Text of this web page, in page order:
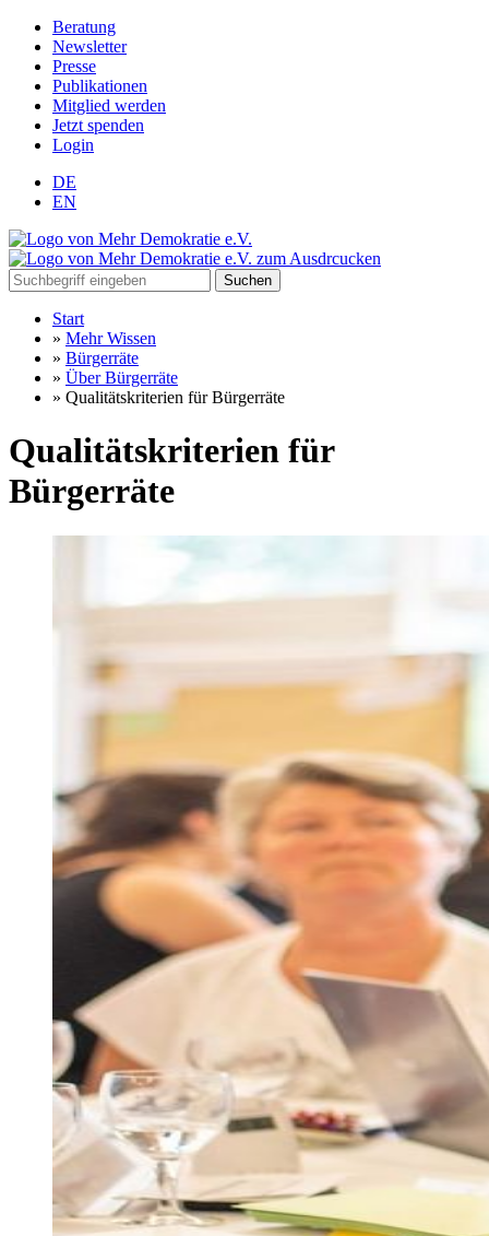
Beratung
Newsletter
Presse
Publikationen
Mitglied werden
Jetzt spenden
Login
DE
EN
Suchen
Start
» Mehr Wissen
» Bürgerräte
» Über Bürgerräte
» Qualitätskriterien für Bürgerräte
Qualitätskriterien für
Bürgerräte